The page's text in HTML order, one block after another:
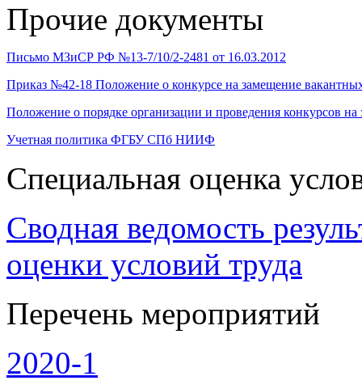
Прочие документы
Письмо МЗиСР РФ №13-7/10/2-2481 от 16.03.2012
Приказ №42-18 Положение о конкурсе на замещение
Положение о порядке организации и проведения конкурсов
Учетная политика ФГБУ СПб НИИФ
Специальная оценка
Сводная ведомость
оценки условий труда
Перечень мероприятий
2020-1